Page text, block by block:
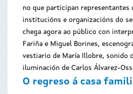
no que participan representantes
institucións e organizacións do
chega agora ao público con
Fariña e Miguel Borines,
vestiario de María Illobre, sonido
iluminación de Carlos Álvarez-
O regreso á casa